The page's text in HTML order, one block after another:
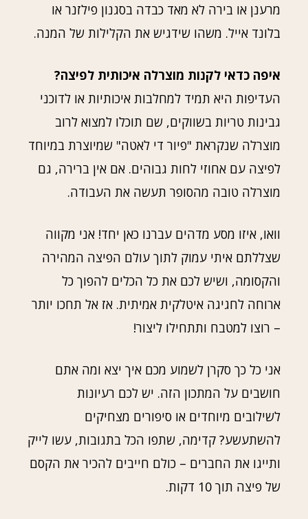
מרענן או בירה לא מאד כבדה בסגנון פילזנר או
בלונד אייל. משהו שידגיש את הקלילות של המנה.
איפה כדאי לקנות מוצרלה איכותית לפיצה?
העדיפות היא תמיד למחלבות איכותיות או לדוכני
גבינות טריות בשווקים, שם תוכלו למצוא לרוב
מוצרלה שנקראת "פיור די לאטה" שמיוצרת במיוחד
לפיצה עם אחוזי לחות גבוהים. אם אין ברירה, גם
מוצרלה טובה מהסופר תעשה את העבודה.
וואו, איזו מסע מדהים עברנו כאן יחד! אני מקווה
שצללתם איתי עמוק לתוך עולם הפיצה המהירה
והקסומה, ושיש לכם את כל הכלים להפוך כל
ארוחה לחגיגה איטלקית אמיתית. אז אל תחכו יותר
– רוצו למטבח ותתחילו ליצור!
אני כל כך סקרן לשמוע מכם איך יצא ומה אתם
חושבים על המתכון הזה. יש לכם רעיונות
לשילובים מיוחדים או סיפורים מצחיקים
להשתעשע? קדימה, שתפו הכל בתגובות, עשו לייק
ותייגו את החברים – כולם חייבים להכיר את הקסם
של פיצה תוך 10 דקות.